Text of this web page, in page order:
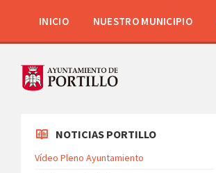
INICIO NUESTRO MUNICIPIO
NOTICIAS PORTILLO
Vídeo Pleno Ayuntamiento